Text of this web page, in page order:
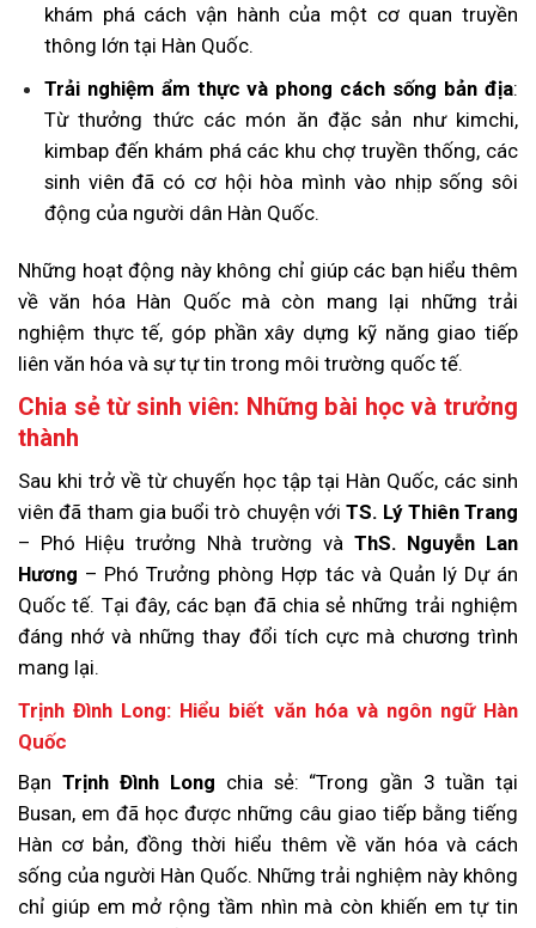
khám phá cách vận hành của một cơ quan truyền
thông lớn tại Hàn Quốc.
Trải nghiệm ẩm thực và phong cách sống bản địa:
Từ thưởng thức các món ăn đặc sản như kimchi,
kimbap đến khám phá các khu chợ truyền thống, các
sinh viên đã có cơ hội hòa mình vào nhịp sống sôi
động của người dân Hàn Quốc.
Những hoạt động này không chỉ giúp các bạn hiểu thêm
về văn hóa Hàn Quốc mà còn mang lại những trải
nghiệm thực tế, góp phần xây dựng kỹ năng giao tiếp
liên văn hóa và sự tự tin trong môi trường quốc tế.
Chia sẻ từ sinh viên: Những bài học và trưởng
thành
Sau khi trở về từ chuyến học tập tại Hàn Quốc, các sinh
viên đã tham gia buổi trò chuyện vớiTS. Lý Thiên Trang
– Phó Hiệu trưởng Nhà trường và ThS. Nguyễn Lan
Hương – Phó Trưởng phòng Hợp tác và Quản lý Dự án
Quốc tế. Tại đây, các bạn đã chia sẻ những trải nghiệm
đáng nhớ và những thay đổi tích cực mà chương trình
mang lại.
Trịnh Đình Long: Hiểu biết văn hóa và ngôn ngữ Hàn
Quốc
Bạn Trịnh Đình Long chia sẻ: “Trong gần 3 tuần tại
Busan, em đã học được những câu giao tiếp bằng tiếng
Hàn cơ bản, đồng thời hiểu thêm về văn hóa và cách
sống của người Hàn Quốc. Những trải nghiệm này không
chỉ giúp em mở rộng tầm nhìn mà còn khiến em tự tin